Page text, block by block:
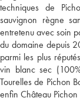
techniques de
sauvignon règne
entretenu avec soin
du domaine depuis
parmi les plus
vin blanc sec
Tourelles de Pichon
enfin Château Pichon